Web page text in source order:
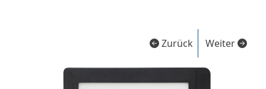
Zurück Weiter